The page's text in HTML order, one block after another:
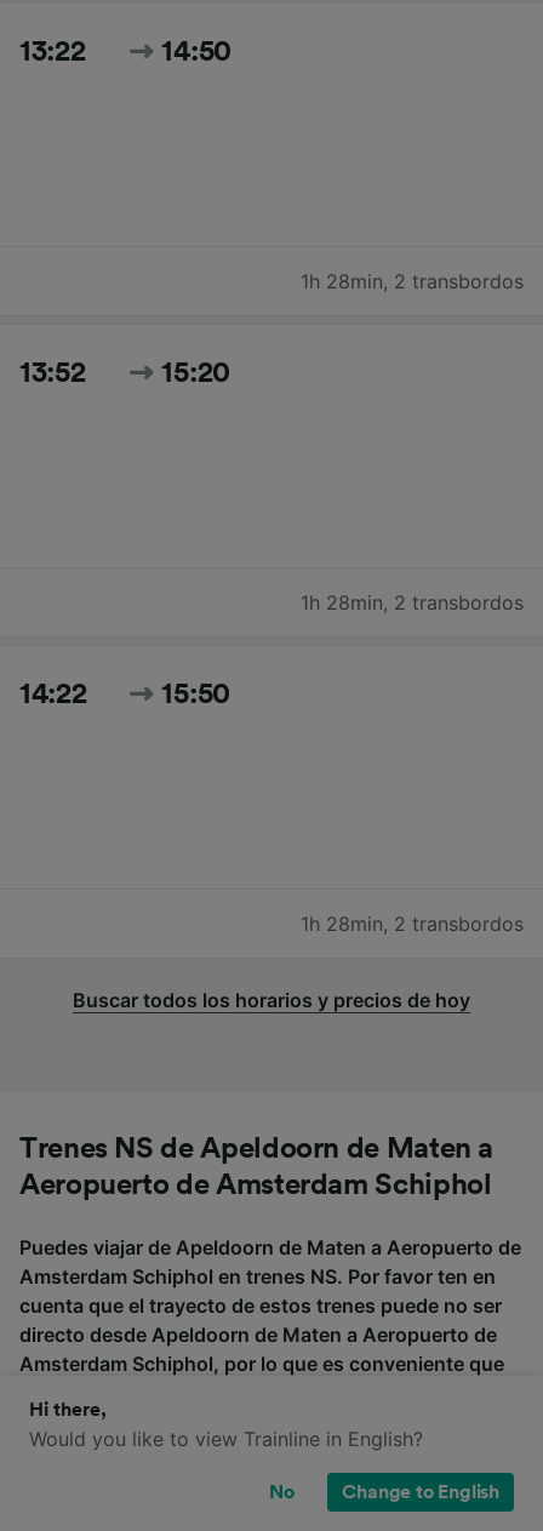
13:22 14:50
1h 28min, 2 transbordos
13:52 15:20
1h 28min, 2 transbordos
14:22 15:50
1h 28min, 2 transbordos
Buscar todos los horarios y precios de hoy
Trenes NS de Apeldoorn de Maten a
Aeropuerto de Amsterdam Schiphol
Puedes viajar de Apeldoorn de Maten a Aeropuerto de
Amsterdam Schiphol en trenes NS. Por favor ten en
cuenta que el trayecto de estos trenes puede no ser
directo desde Apeldoorn de Maten a Aeropuerto de
Amsterdam Schiphol, por lo que es conveniente que
buscar tus billetes.
Hi there,
Would you like to view Trainline in English?
No Change to English